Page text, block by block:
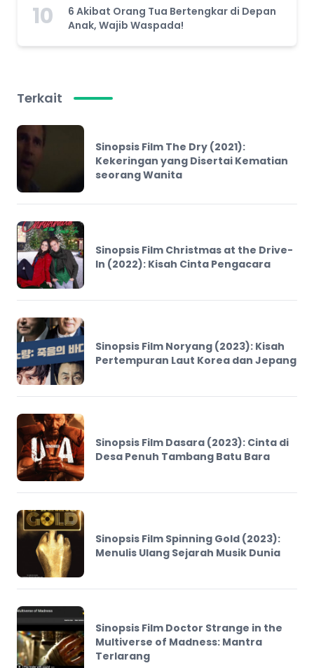
10
6 Akibat Orang Tua Bertengkar di Depan
Anak, Wajib Waspada!
Terkait
Sinopsis Film The Dry (2021):
Kekeringan yang Disertai Kematian
seorang Wanita
Sinopsis Film Christmas at the Drive-
In (2022): Kisah Cinta Pengacara
Sinopsis Film Noryang (2023): Kisah
Pertempuran Laut Korea dan Jepang
Sinopsis Film Dasara (2023): Cinta di
Desa Penuh Tambang Batu Bara
Sinopsis Film Spinning Gold (2023):
Menulis Ulang Sejarah Musik Dunia
Sinopsis Film Doctor Strange in the
Multiverse of Madness: Mantra
Terlarang